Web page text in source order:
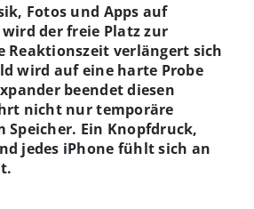
Fotos und Apps auf
der freie Platz zur
Reaktionszeit verlängert sich
wird auf eine harte Probe
beendet diesen
nicht nur temporäre
Speicher. Ein Knopfdruck,
jedes iPhone fühlt sich an